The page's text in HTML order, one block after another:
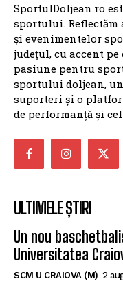
SportulDoljean.ro
sportului.
și evenimentelor
județul, cu accent
pasiune pentru
sportului doljean,
suporteri și o
de performanță și cel
ULTIMELE ȘTIRI
Un nou
Universitatea
SCM U CRAIOVA (M) 2